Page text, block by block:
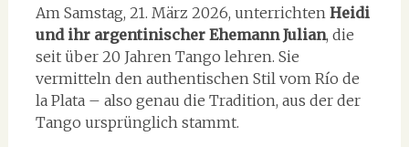
Am Samstag, 21. März 2026, unterrichten Heidi
und ihr argentinischer Ehemann Julian, die
seit über 20 Jahren Tango lehren. Sie
vermitteln den authentischen Stil vom Río de
la Plata – also genau die Tradition, aus der der
Tango ursprünglich stammt.